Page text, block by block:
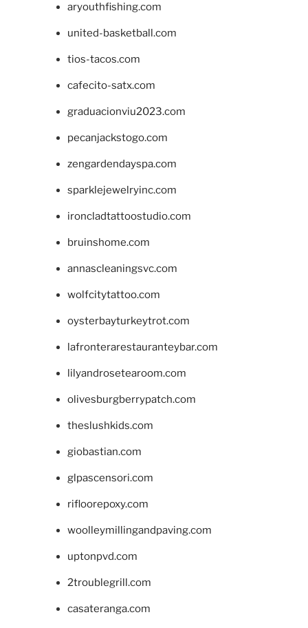
aryouthfishing.com
united-basketball.com
tios-tacos.com
cafecito-satx.com
graduacionviu2023.com
pecanjackstogo.com
zengardendayspa.com
sparklejewelryinc.com
ironcladtattoostudio.com
bruinshome.com
annascleaningsvc.com
wolfcitytattoo.com
oysterbayturkeytrot.com
lafronterarestauranteybar.com
lilyandrosetearoom.com
olivesburgberrypatch.com
theslushkids.com
giobastian.com
glpascensori.com
rifloorepoxy.com
woolleymillingandpaving.com
uptonpvd.com
2troublegrill.com
casateranga.com